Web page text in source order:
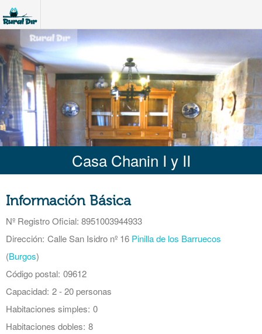
Casa Chanin I y II
Información Básica
Nº Registro Oficial: 8951003944933
Dirección: Calle San Isidro nº 16 Pinilla de los Barruecos
(Burgos)
Código postal: 09612
Capacidad: 2 - 20 personas
Habitaciones simples: 0
Habitaciones dobles: 8